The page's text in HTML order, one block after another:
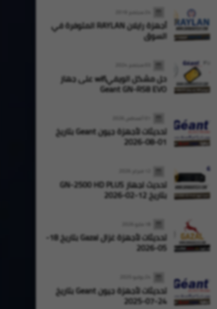
31-07-2026
أجهزة رايلان RAYLAN المتوفرة في
السوق
حل مشكل الويفيwifi على جهاز
Geant GN-RS8 EVO
تحديثات لأجهزة جيون Geant بتاريخ
01-08-2026
تحديث لجهاز GN-2500 HD PLUS
بتاريخ 12-02-2026
05-2026
تحديثات لأجهزة جيون Geant بتاريخ
24-07-2025